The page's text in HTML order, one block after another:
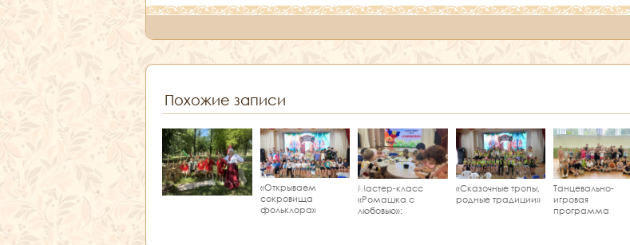
Похожие записи
«Открываем
сокровища
фольклора»
Мастер‑класс
«Ромашка с
любовью»:
«Сказочные тропы,
родные традиции»
Танцевально-
игровая
программа